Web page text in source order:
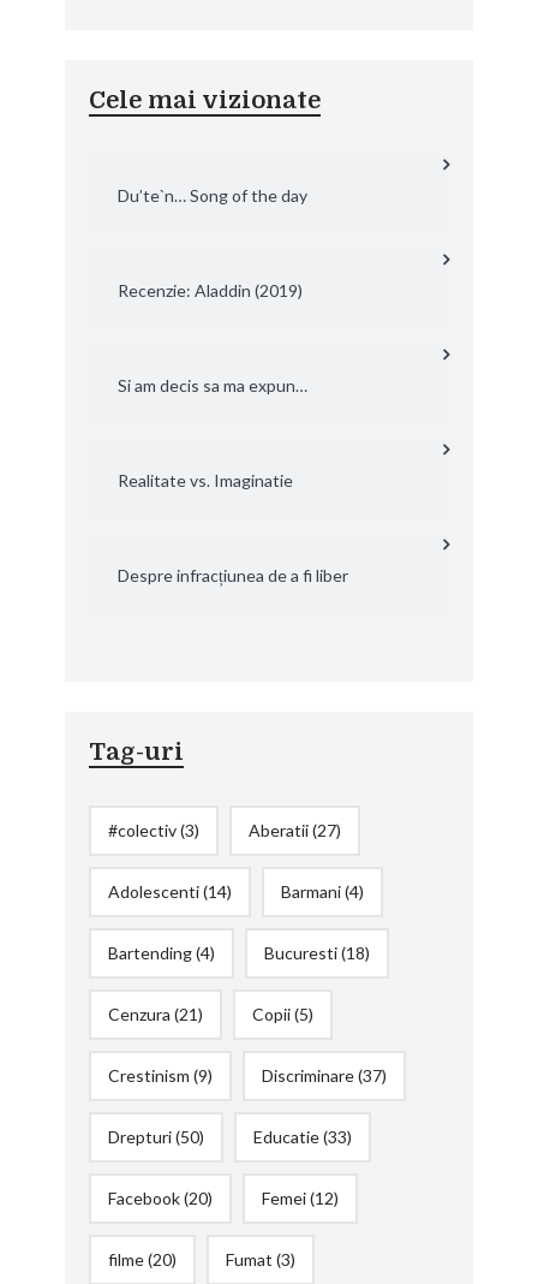
Cele mai vizionate
Du’te`n… Song of the day
Recenzie: Aladdin (2019)
Si am decis sa ma expun…
Realitate vs. Imaginatie
Despre infracțiunea de a fi liber
Tag-uri
#colectiv(3) Aberatii(27)
Adolescenti(14) Barmani(4)
Bartending(4) Bucuresti(18)
Cenzura (21) Copii(5)
Crestinism (9) Discriminare(37)
Drepturi(50) Educatie(33)
Facebook(20) Femei(12)
filme(20) Fumat (3)